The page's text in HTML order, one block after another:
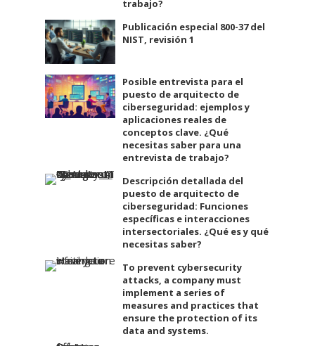
trabajo?
Publicación especial 800-37 del
NIST, revisión 1
Posible entrevista para el
puesto de arquitecto de
ciberseguridad: ejemplos y
aplicaciones reales de
conceptos clave. ¿Qué
necesitas saber para una
entrevista de trabajo?
Descripción detallada del
puesto de arquitecto de
ciberseguridad: Funciones
específicas e interacciones
intersectoriales. ¿Qué es y qué
necesitas saber?
To prevent cybersecurity
attacks, a company must
implement a series of
measures and practices that
ensure the protection of its
data and systems.